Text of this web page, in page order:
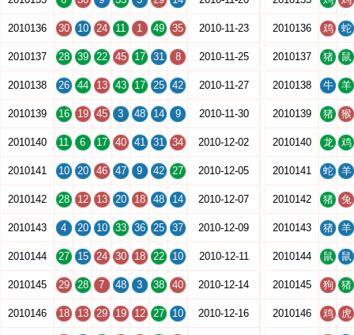
2010136 30 10 24 11 1 49 35 2010-11-23
2010137 28 39 22 45 17 31 8 2010-11-25
2010138 26 44 13 43 17 25 42 2010-11-27
2010139 16 19 45 3 48 14 9 2010-11-30
2010140 11 6 17 40 41 31 34 2010-12-02
2010141 10 20 46 47 9 42 27 2010-12-05
2010142 28 12 13 20 18 48 14 2010-12-07
2010143 4 20 10 33 36 25 37 2010-12-09
2010144 27 15 24 30 18 22 10 2010-12-11
2010145 29 28 7 48 3 38 40 2010-12-14
2010146 18 13 29 19 12 27 10 2010-12-16
2010136 鸡 蛇
2010137 猪 鼠
2010138 牛 羊
2010139 猪 猴
2010140 龙 鸡
2010141 蛇 羊
2010142 猪 兔
2010143 猪 羊
2010144 鼠 鼠
2010145 狗 猪
2010146 鸡 虎